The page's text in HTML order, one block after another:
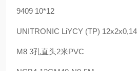
9409 10*12
UNITRONIC LiYCY (TP) 12x2x0,14
M8 3孔直头2米PVC